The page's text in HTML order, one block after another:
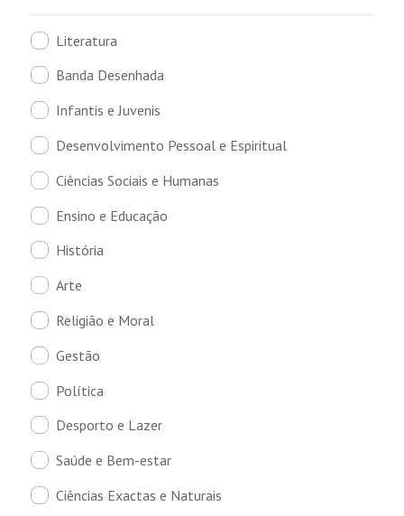
Literatura
Banda Desenhada
Infantis e Juvenis
Desenvolvimento Pessoal e Espiritual
Ciências Sociais e Humanas
Ensino e Educação
História
Arte
Religião e Moral
Gestão
Política
Desporto e Lazer
Saúde e Bem-estar
Ciências Exactas e Naturais